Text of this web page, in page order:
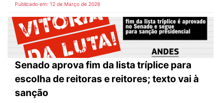
Publicado em: 12 de Março de 2026
Senado aprova fim da lista tríplice para
escolha de reitoras e reitores; texto vai à
sanção